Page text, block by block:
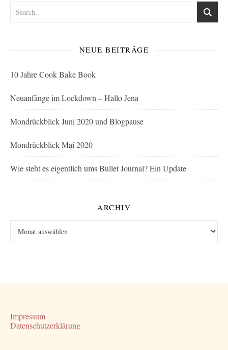
NEUE BEITRÄGE
10 Jahre Cook Bake Book
Neuanfänge im Lockdown – Hallo Jena
Mondrückblick Juni 2020 und Blogpause
Mondrückblick Mai 2020
Wie steht es eigentlich ums Bullet Journal? Ein Update
ARCHIV
Impressum
Datenschutzerklärung